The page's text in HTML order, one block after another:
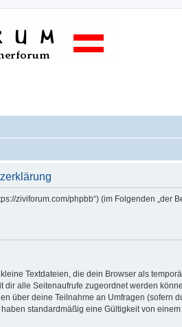
ziviforum.com/phpbb“) (im Folgenden „der
Textdateien, die dein Browser als
alle Seitenaufrufe zugeordnet werden
über deine Teilnahme an Umfragen (sofern
standardmäßig eine Gültigkeit von